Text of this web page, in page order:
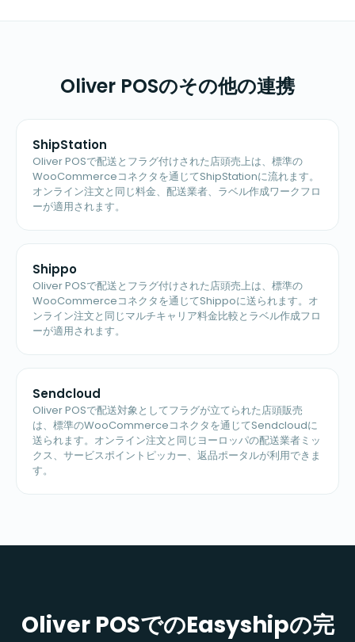
Oliver POSのその他の連携
ShipStation
Oliver POSで配送とフラグ付けされた店頭売上は、標準の
WooCommerceコネクタを通じてShipStationに流れます。
オンライン注文と同じ料金、配送業者、ラベル作成ワークフロ
ーが適用されます。
Shippo
Oliver POSで配送とフラグ付けされた店頭売上は、標準の
WooCommerceコネクタを通じてShippoに送られます。オ
ンライン注文と同じマルチキャリア料金比較とラベル作成フロ
ーが適用されます。
Sendcloud
Oliver POSで配送対象としてフラグが立てられた店頭販売
は、標準のWooCommerceコネクタを通じてSendcloudに
送られます。オンライン注文と同じヨーロッパの配送業者ミッ
クス、サービスポイントピッカー、返品ポータルが利用できま
す。
Oliver POSでのEasyshipの完